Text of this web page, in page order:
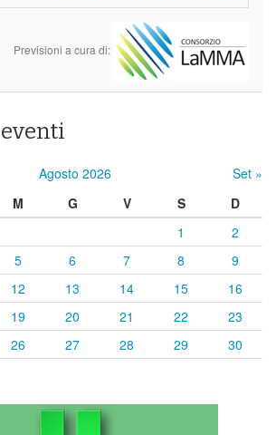
Previsioni a cura di:
Agosto 2026
Set »
M G V S
D
1
2
5 6 7 8
9
12 13 14 15
16
19 20 21 22
23
26 27 28 29
30